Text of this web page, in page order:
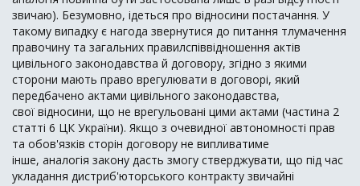
звичаю). Безумовно, ідеться про відносини постачання. У
такому випадку є нагода звернутися до питання тлумачення
правочину та загальних правилспіввідношення актів
цивільного законодавства й договору, згідно з якими
сторони мають право врегулювати в договорі, який
передбачено актами цивільного законодавства,
свої відносини, що не врегульовані цими актами (частина 2
статті 6 ЦК України). Якщо з очевидної автономності прав
та обов'язків сторін договору не випливатиме
інше, аналогія закону дасть змогу стверджувати, що під час
укладання дистриб'юторського контракту звичайні